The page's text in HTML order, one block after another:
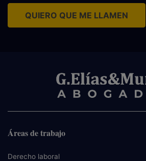
QUIERO QUE ME LLAMEN
Áreas de trabajo
Derecho laboral